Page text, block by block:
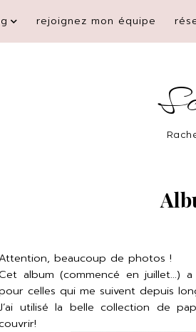
rejoignez mon équipe
Attention, beaucoup de photos !
album (commencé en juillet...)
celles qui me suivent depuis
utilisé la belle collection de